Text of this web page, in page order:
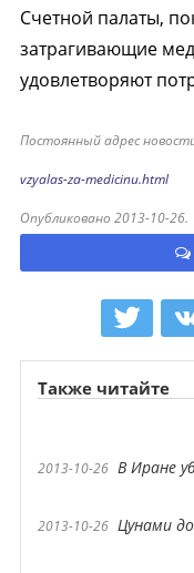
Счетной палаты,
затрагивающие
удовлетворяют
Постоянный адрес
vzyalas-za-medicinu.html
Опубликовано 2013-10-26.
Также читайте
2013-10-26 В Иране
2013-10-26 Цунами